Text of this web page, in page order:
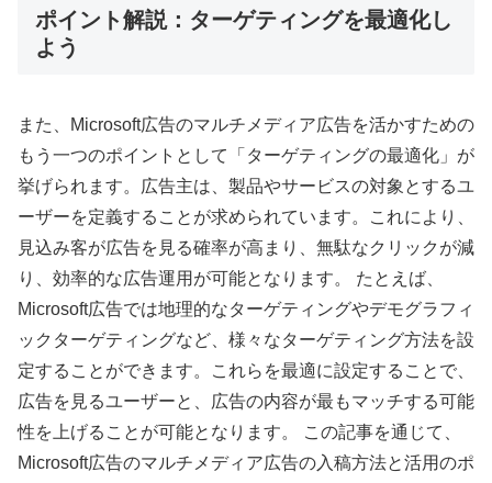
ポイント解説：ターゲティングを最適化し
よう
また、Microsoft広告のマルチメディア広告を活かすための
もう一つのポイントとして「ターゲティングの最適化」が
挙げられます。広告主は、製品やサービスの対象とするユ
ーザーを定義することが求められています。これにより、
見込み客が広告を見る確率が高まり、無駄なクリックが減
り、効率的な広告運用が可能となります。 たとえば、
Microsoft広告では地理的なターゲティングやデモグラフィ
ックターゲティングなど、様々なターゲティング方法を設
定することができます。これらを最適に設定することで、
広告を見るユーザーと、広告の内容が最もマッチする可能
性を上げることが可能となります。 この記事を通じて、
Microsoft広告のマルチメディア広告の入稿方法と活用のポ